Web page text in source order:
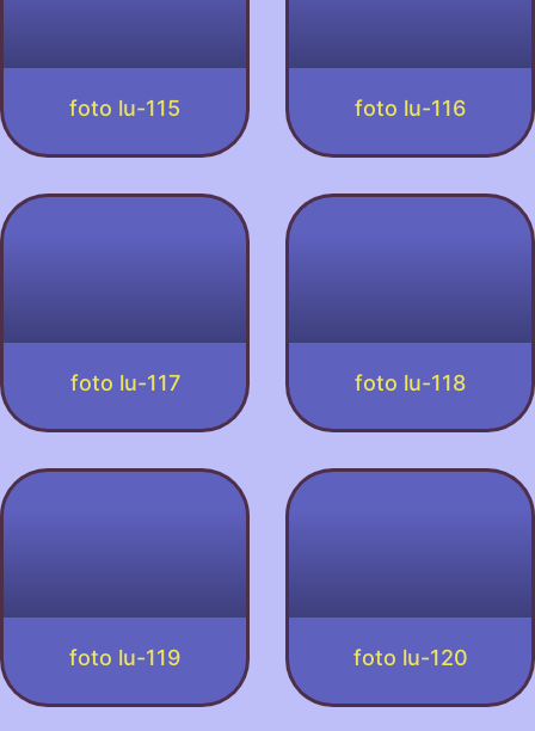
foto lu-115 foto lu-116
foto lu-117 foto lu-118
foto lu-119 foto lu-120